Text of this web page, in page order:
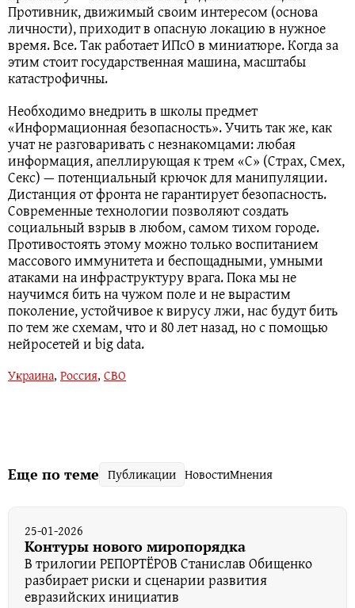
Противник, движимый своим интересом (основа
личности), приходит в опасную локацию в нужное
время. Все. Так работает ИПсО в миниатюре. Когда за
этим стоит государственная машина, масштабы
катастрофичны.
Необходимо внедрить в школы предмет
«Информационная безопасность». Учить так же, как
учат не разговаривать с незнакомцами: любая
информация, апеллирующая к трем «С» (Страх, Смех,
Секс) — потенциальный крючок для манипуляции.
Дистанция от фронта не гарантирует безопасность.
Современные технологии позволяют создать
социальный взрыв в любом, самом тихом городе.
Противостоять этому можно только воспитанием
массового иммунитета и беспощадными, умными
атаками на инфраструктуру врага. Пока мы не
научимся бить на чужом поле и не вырастим
поколение, устойчивое к вирусу лжи, нас будут бить
по тем же схемам, что и 80 лет назад, но с помощью
нейросетей и big data.
Украина, Россия, СВО
Еще по теме Публикации НовостиМнения
25-01-2026
Контуры нового миропорядка
В трилогии РЕПОРТЁРОВ Станислав Обищенко
разбирает риски и сценарии развития
евразийских инициатив